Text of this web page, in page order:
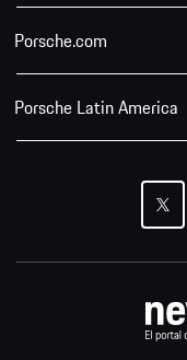
Porsche.com
Porsche Latin America